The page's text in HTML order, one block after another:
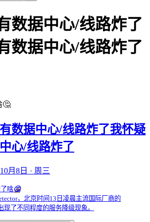
数据中心/线路炸了
数据中心/线路炸了
🤔
数据中心/线路炸了我怀疑
心/线路炸了
月8日 · 周三
啥🤔
，北京时间13日凌晨主流国际厂商的
现了不同程度的服务降级现象。